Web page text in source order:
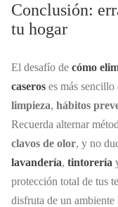
Conclusión:
tu hogar
El desafío de cómo
caseros es más
limpieza, hábitos
Recuerda alternar
clavos de olor, y no
lavandería, tintorería
protección total de tus
disfruta de un